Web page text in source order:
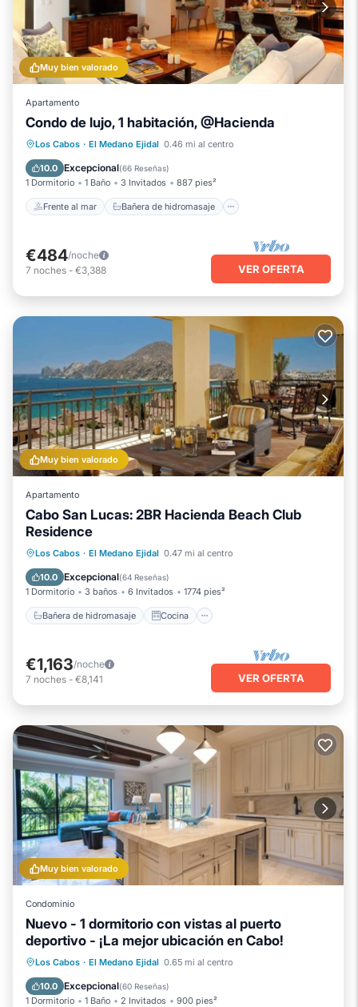
Muy bien valorado
Apartamento
Condo de lujo, 1 habitación, @Hacienda
Los Cabos · El Medano Ejidal 0.46 mi al centro
10.0 Excepcional(66 Reseñas)
1 Dormitorio 1 Baño 3 Invitados 887 pies²
Frente al mar Bañera de hidromasaje
Frente al mar
Bañera de hidromasaje
Chimenea/Calefacción
€484/noche
7 noches - €3,388 VER OFERTA
Muy bien valorado
Apartamento
Cabo San Lucas: 2BR Hacienda Beach Club
Residence
Los Cabos · El Medano Ejidal 0.47 mi al centro
10.0 Excepcional(64 Reseñas)
1 Dormitorio 3 baños 6 Invitados 1774 pies²
Bañera de hidromasaje Cocina
Bañera de hidromasaje
Cocina
Aire acondicionado
€1,163/noche
7 noches - €8,141 VER OFERTA
Muy bien valorado
Condominio
Nuevo - 1 dormitorio con vistas al puerto
deportivo - ¡La mejor ubicación en Cabo!
Los Cabos · El Medano Ejidal 0.65 mi al centro
10.0 Excepcional(60 Reseñas)
1 Dormitorio 1 Baño 2 Invitados 900 pies²
Bañera de hidromasaje Spa
Balcón/Terraza